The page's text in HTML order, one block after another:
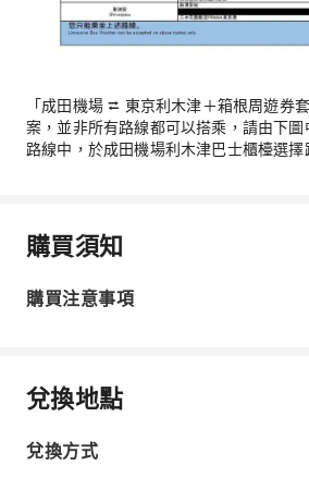
「成田機場 ⮂ 東京利木津＋箱根周遊券
案，並非所有路線都可以搭乘，請由下
路線中，於成田機場利木津巴士櫃檯選擇
購買須知
購買注意事項
兌換地點
兌換方式